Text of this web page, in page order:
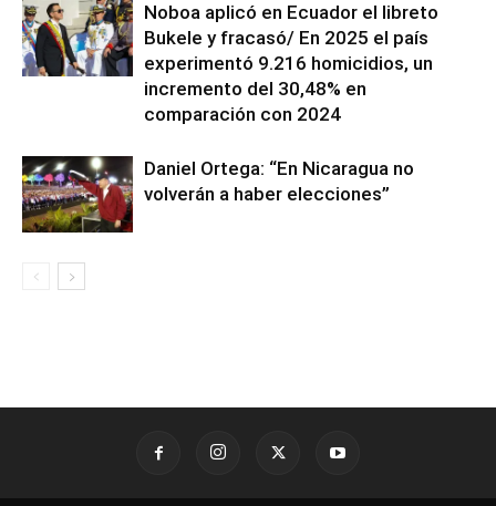
Noboa aplicó en Ecuador el libreto
Bukele y fracasó/ En 2025 el país
experimentó 9.216 homicidios, un
incremento del 30,48% en
comparación con 2024
Daniel Ortega: “En Nicaragua no
volverán a haber elecciones”